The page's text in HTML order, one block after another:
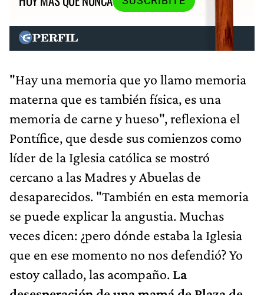
"Hay una memoria que yo llamo memoria
materna que es también física, es una
memoria de carne y hueso", reflexiona el
Pontífice, que desde sus comienzos como
líder de la Iglesia católica se mostró
cercano a las Madres y Abuelas de
desaparecidos. "También en esta memoria
se puede explicar la angustia. Muchas
veces dicen: ¿pero dónde estaba la Iglesia
que en ese momento no nos defendió? Yo
estoy callado, las acompaño. La